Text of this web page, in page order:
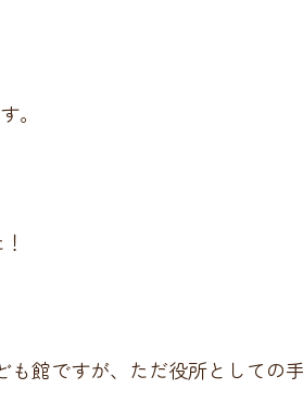
。
館ですが、ただ役所として